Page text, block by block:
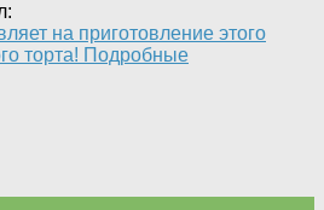
на приготовление этого
торта! Подробные